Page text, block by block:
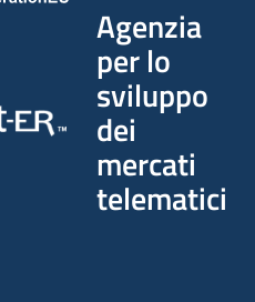
Agenzia
per lo
sviluppo
dei
mercati
telematici